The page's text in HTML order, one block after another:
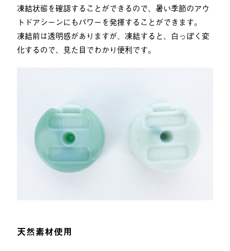
凍結状態を確認することができるので、暑い季節のアウ
トドアシーンにもパワーを発揮することができます。
凍結前は透明感がありますが、凍結すると、白っぽく変
化するので、見た目でわかり便利です。
天然素材使用